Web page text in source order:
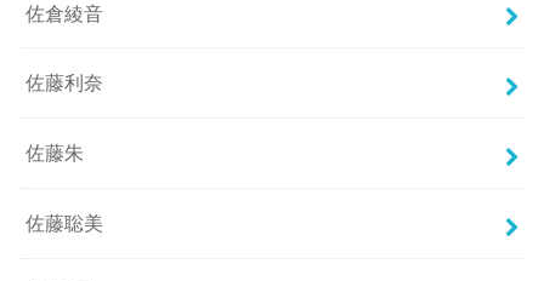
佐倉綾音
佐藤利奈
佐藤朱
佐藤聡美